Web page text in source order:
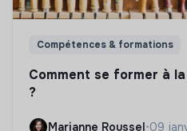
Compétences & formations
Comment se former à
?
Marianne Roussel•09